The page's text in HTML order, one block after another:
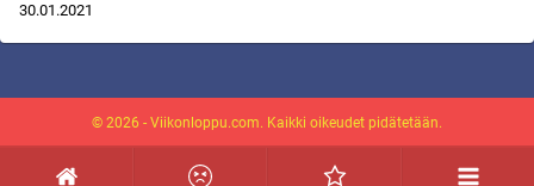
30.01.2021
© 2026 - Viikonloppu.com. Kaikki oikeudet pidätetään.